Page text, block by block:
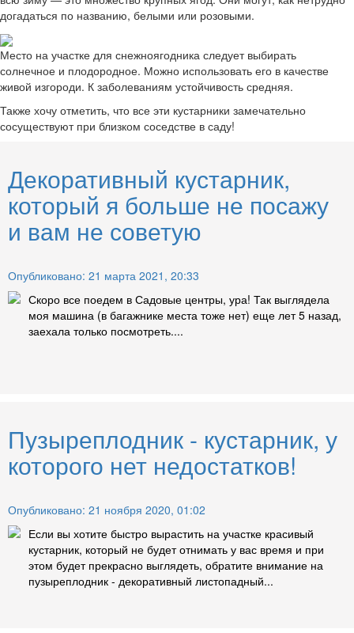
догадаться по названию, белыми или розовыми.
Место на участке для снежноягодника следует выбирать
солнечное и плодородное. Можно использовать его в качестве
живой изгороди. К заболеваниям устойчивость средняя.
Также хочу отметить, что все эти кустарники замечательно
сосуществуют при близком соседстве в саду!
Декоративный кустарник,
который я больше не посажу
и вам не советую
Опубликовано: 21 марта 2021, 20:33
Скоро все поедем в Садовые центры, ура! Так выглядела
моя машина (в багажнике места тоже нет) еще лет 5 назад,
заехала только посмотреть....
Пузыреплодник - кустарник, у
которого нет недостатков!
Опубликовано: 21 ноября 2020, 01:02
Если вы хотите быстро вырастить на участке красивый
кустарник, который не будет отнимать у вас время и при
этом будет прекрасно выглядеть, обратите внимание на
пузыреплодник - декоративный листопадный...